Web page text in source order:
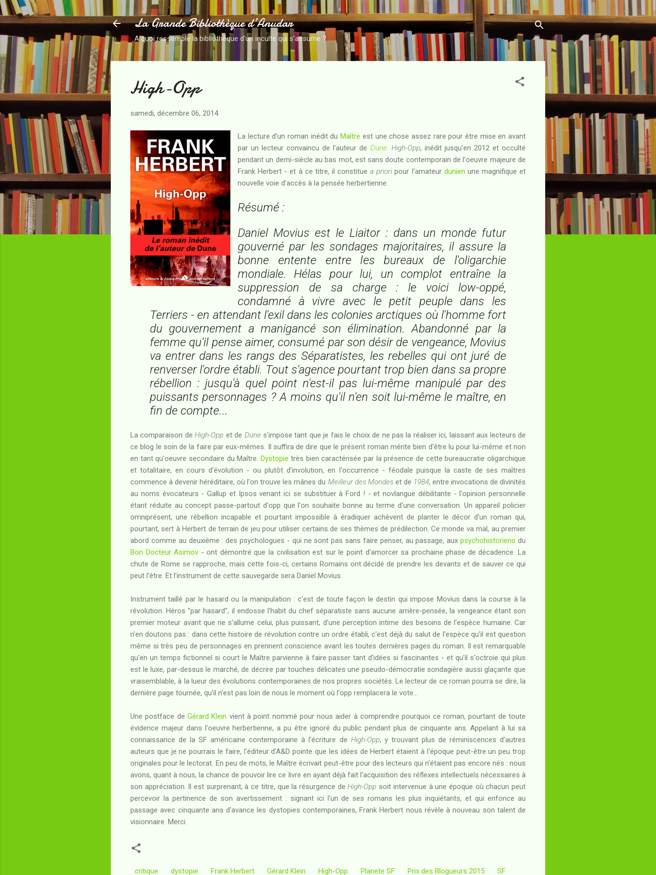
Accéder au contenu principal
La Grande Bibliothèque d’Anudar
A quoi ressemble la bibliothèque d'un inculte qui s'assume ?
High-Opp
samedi, décembre 06, 2014
La lecture d'un roman inédit duMaître est une chose assez rare pour être mise en avant
par un lecteur convaincu de l'auteur de Dune High-Opp, inédit jusqu'en 2012 et occulté
pendant un demi-siècle au bas mot, est sans doute contemporain de l'oeuvre majeure de
Frank Herbert - et à ce titre, il constituea priori pour l'amateur dunien une magnifique et
nouvelle voie d'accès à la pensée herbertienne.
Résumé :
Daniel Movius est le Liaitor : dans un monde futur
gouverné par les sondages majoritaires, il assure la
bonne entente entre les bureaux de l'oligarchie
mondiale. Hélas pour lui, un complot entraîne la
suppression de sa charge : le voici low-oppé,
condamné à vivre avec le petit peuple dans les
Terriers - en attendant l'exil dans les colonies arctiques où l'homme fort
du gouvernement a manigancé son élimination. Abandonné par la
femme qu'il pense aimer, consumé par son désir de vengeance, Movius
va entrer dans les rangs des Séparatistes, les rebelles qui ont juré de
renverser l'ordre établi. Tout s'agence pourtant trop bien dans sa propre
rébellion : jusqu'à quel point n'est-il pas lui-même manipulé par des
puissants personnages ? A moins qu'il n'en soit lui-même le maître, en
fin de compte...
La comparaison deHigh-Opp et de Dune s'impose tant que je fais le choix de ne pas la réaliser ici, laissant aux lecteurs de
ce blog le soin de la faire par eux-mêmes. Il suffira de dire que le présent roman mérite bien d'être lu pour lui-même et non
en tant qu'oeuvre secondaire du Maître.Dystopie très bien caractérisée par la présence de cette bureaucratie oligarchique
et totalitaire, en cours d'évolution - ou plutôt d'involution, en l'occurrence - féodale puisque la caste de ses maîtres
commence à devenir héréditaire, où l'on trouve les mânes du Meilleur des Mondeset de 1984, entre invocations de divinités
au noms évocateurs - Gallup et Ipsos venant ici se substituer à Ford ! - et novlangue débilitante - l'opinion personnelle
étant réduite au concept passe-partout d'opp que l'on souhaite bonne au terme d'une conversation. Un appareil policier
omniprésent, une rébellion incapable et pourtant impossible à éradiquer achèvent de planter le décor d'un roman qui,
pourtant, sert à Herbert de terrain de jeu pour utiliser certains de ses thèmes de prédilection. Ce monde va mal, au premier
abord comme au deuxième : des psychologues - qui ne sont pas sans faire penser, au passage, auxpsychohistoriens du
Bon Docteur Asimov - ont démontré que la civilisation est sur le point d'amorcer sa prochaine phase de décadence. La
chute de Rome se rapproche, mais cette fois-ci, certains Romains ont décidé de prendre les devants et de sauver ce qui
peut l'être. Et l'instrument de cette sauvegarde sera Daniel Movius.
Instrument taillé par le hasard ou la manipulation : c'est de toute façon le destin qui impose Movius dans la course à la
révolution. Héros "par hasard", il endosse l'habit du chef séparatiste sans aucune arrière-pensée, la vengeance étant son
premier moteur avant que ne s'allume celui, plus puissant, d'une perception intime des besoins de l'espèce humaine. Car
n'en doutons pas : dans cette histoire de révolution contre un ordre établi, c'est déjà du salut de l'espèce qu'il est question
même si très peu de personnages en prennent conscience avant les toutes dernières pages du roman. Il est remarquable
qu'en un temps fictionnel si court le Maître parvienne à faire passer tant d'idées si fascinantes - et qu'il s'octroie qui plus
est le luxe, par-dessus le marché, de décrire par touches délicates une pseudo-démocratie sondagière aussi glaçante que
vraisemblable, à la lueur des évolutions contemporaines de nos propres sociétés. Le lecteur de ce roman pourra se dire, la
dernière page tournée, qu'il n'est pas loin de nous le moment où l'opp remplacera le vote...
Une postface de Gérard Klein vient à point nommé pour nous aider à comprendre pourquoi ce roman, pourtant de toute
évidence majeur dans l'oeuvre herbertienne, a pu être ignoré du public pendant plus de cinquante ans. Appelant à lui sa
connaissance de la SF américaine contemporaine à l'écriture de High-Opp, y trouvant plus de réminiscences d'autres
auteurs que je ne pourrais le faire, l'éditeur d'A&D pointe que les idées de Herbert étaient à l'époque peut-être un peu trop
originales pour le lectorat. En peu de mots, le Maître écrivait peut-être pour des lecteurs qui n'étaient pas encore nés : nous
avons, quant à nous, la chance de pouvoir lire ce livre en ayant déjà fait l'acquisition des réflexes intellectuels nécessaires à
son appréciation. Il est surprenant, à ce titre, que la résurgence deHigh-Opp soit intervenue à une époque où chacun peut
percevoir la pertinence de son avertissement : signant ici l'un de ses romans les plus inquiétants, et qui enfonce au
passage avec cinquante ans d'avance les dystopies contemporaines, Frank Herbert nous révèle à nouveau son talent de
visionnaire. Merci.
critique dystopie Frank Herbert Gérard Klein High-Opp Planete SF Prix des Blogueurs 2015 SF